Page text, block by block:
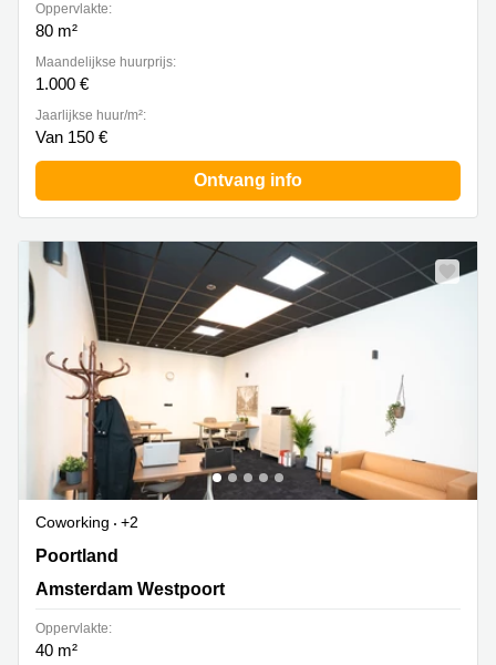
Oppervlakte:
80 m²
Maandelijkse huurprijs:
1.000 €
Jaarlijkse huur/m²:
Van 150 €
Ontvang info
Coworking
+2
Poortland 66, Amsterdam Westpoort
Poortland
Amsterdam Westpoort
Oppervlakte:
40 m²